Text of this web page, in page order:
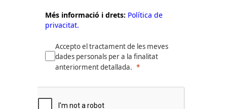
Més informació i drets: Política de
privacitat.
Accepto el tractament de les meves
dades personals per a la finalitat
anteriorment detallada.